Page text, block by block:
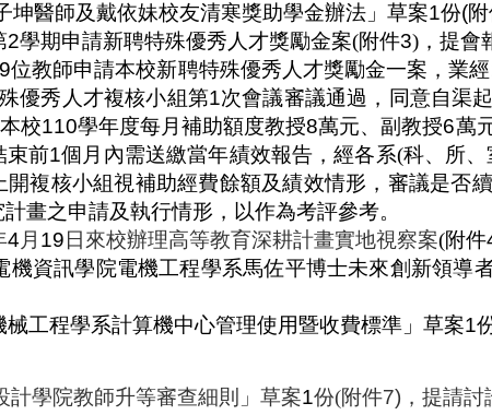
坤醫師及戴依妹校友清寒獎助學金辦法」草案1份(
2學期申請新聘特殊優秀人才獎勵金案(附件3)，提會
位教師申請本校新聘特殊優秀人才獎勵金一案，業經
優秀人才複核小組第1次會議審議通過，同意自渠
本校110學年度每月補助額度教授8萬元、副教授6萬
束前1個月內需送繳當年績效報告，經各系(科、所
複核小組視補助經費餘額及績效情形，審議是否
畫之申請及執行情形，以作為考評參考。
4 月 19 日來校辦理高等教育深耕計畫實地視察案(附件
機資訊學院電機工程學系馬佐平博士未來創新領導
工程學系計算機中心管理使用暨收費標準」草案1
計學院教師升等審查細則」草案1份(附件7) ， 提請討